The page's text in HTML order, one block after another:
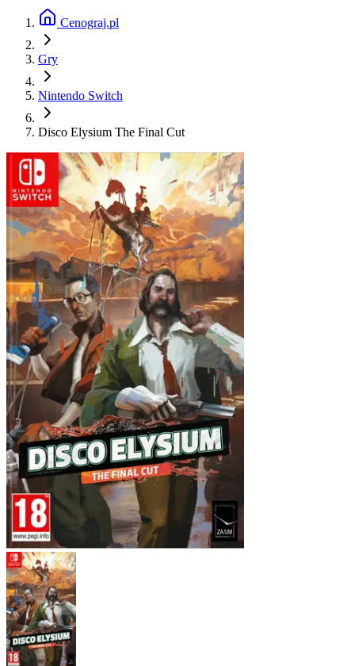
Cenograj.pl
Gry
Nintendo Switch
Disco Elysium The Final Cut